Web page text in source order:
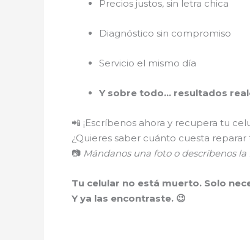
Precios justos, sin letra chica
Diagnóstico sin compromiso
Servicio el mismo día
Y sobre todo… resultados
📲 ¡Escríbenos ahora y recupera tu
¿Quieres saber cuánto cuesta
📷 Mándanos una foto o descríbenos
Tu celular no está muerto. Solo
Y ya las encontraste. 😉